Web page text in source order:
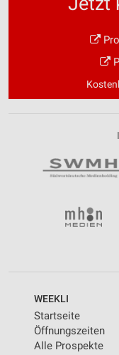
WEEKLI
Startseite
Öffnungszeiten
Alle Prospekte